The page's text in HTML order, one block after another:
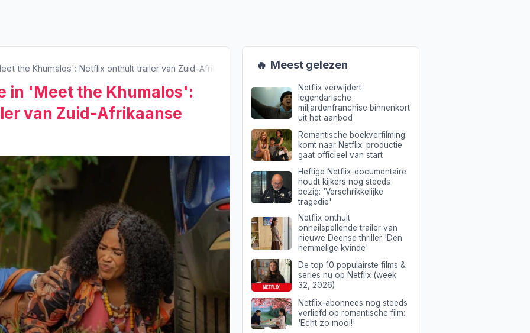
the Khumalos': Netflix onthult trailer van Zuid-Afrikaanse komedie
in 'Meet the Khumalos':
van Zuid-Afrikaanse
🔥 Meest gelezen
Netflix verwijdert
legendarische
miljardenfranchise binnenkort
uit het aanbod
Romantische boekverfilming
komt naar Netflix: productie
gaat officieel van start
Heftige Netflix-documentaire
houdt kijkers nog steeds
bezig: 'Verschrikkelijke
tragedie'
Netflix onthult
onheilspellende trailer van
nieuwe Deense thriller 'Den
hemmelige kvinde'
De top 10 populairste films &
series nu op Netflix (week
32, 2026)
Netflix-abonnees nog steeds
verliefd op romantische film:
'Echt zo mooi!'